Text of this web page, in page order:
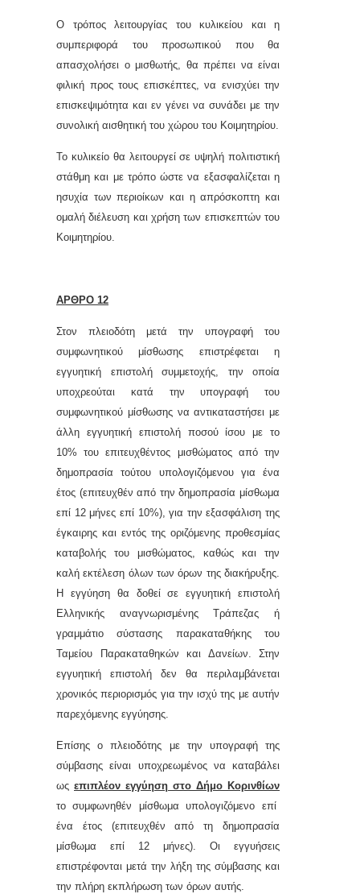
Ο τρόπος λειτουργίας του κυλικείου και η
συμπεριφορά του προσωπικού που θα
απασχολήσει ο μισθωτής, θα πρέπει να είναι
φιλική προς τους επισκέπτες, να ενισχύει την
επισκεψιμότητα και εν γένει να συνάδει με την
συνολική αισθητική του χώρου του Κοιμητηρίου.
Το κυλικείο θα λειτουργεί σε υψηλή πολιτιστική
στάθμη και με τρόπο ώστε να εξασφαλίζεται η
ησυχία των περιοίκων και η απρόσκοπτη και
ομαλή διέλευση και χρήση των επισκεπτών του
Κοιμητηρίου.
ΑΡΘΡΟ 12
Στον πλειοδότη μετά την υπογραφή του
συμφωνητικού μίσθωσης επιστρέφεται η
εγγυητική επιστολή συμμετοχής, την οποία
υποχρεούται κατά την υπογραφή του
συμφωνητικού μίσθωσης να αντικαταστήσει με
άλλη εγγυητική επιστολή ποσού ίσου με το
10% του επιτευχθέντος μισθώματος από την
δημοπρασία τούτου υπολογιζόμενου για ένα
έτος (επιτευχθέν από την δημοπρασία μίσθωμα
επί 12 μήνες επί 10%), για την εξασφάλιση της
έγκαιρης και εντός της οριζόμενης προθεσμίας
καταβολής του μισθώματος, καθώς και την
καλή εκτέλεση όλων των όρων της διακήρυξης.
Η εγγύηση θα δοθεί σε εγγυητική επιστολή
Ελληνικής αναγνωρισμένης Τράπεζας ή
γραμμάτιο σύστασης παρακαταθήκης του
Ταμείου Παρακαταθηκών και Δανείων. Στην
εγγυητική επιστολή δεν θα περιλαμβάνεται
χρονικός περιορισμός για την ισχύ της με αυτήν
παρεχόμενης εγγύησης.
Επίσης ο πλειοδότης με την υπογραφή της
σύμβασης είναι υποχρεωμένος να καταβάλει
ως επιπλέον εγγύηση στο Δήμο Κορινθίων
το συμφωνηθέν μίσθωμα υπολογιζόμενο επί
ένα έτος (επιτευχθέν από τη δημοπρασία
μίσθωμα επί 12 μήνες). Οι εγγυήσεις
επιστρέφονται μετά την λήξη της σύμβασης και
την πλήρη εκπλήρωση των όρων αυτής.